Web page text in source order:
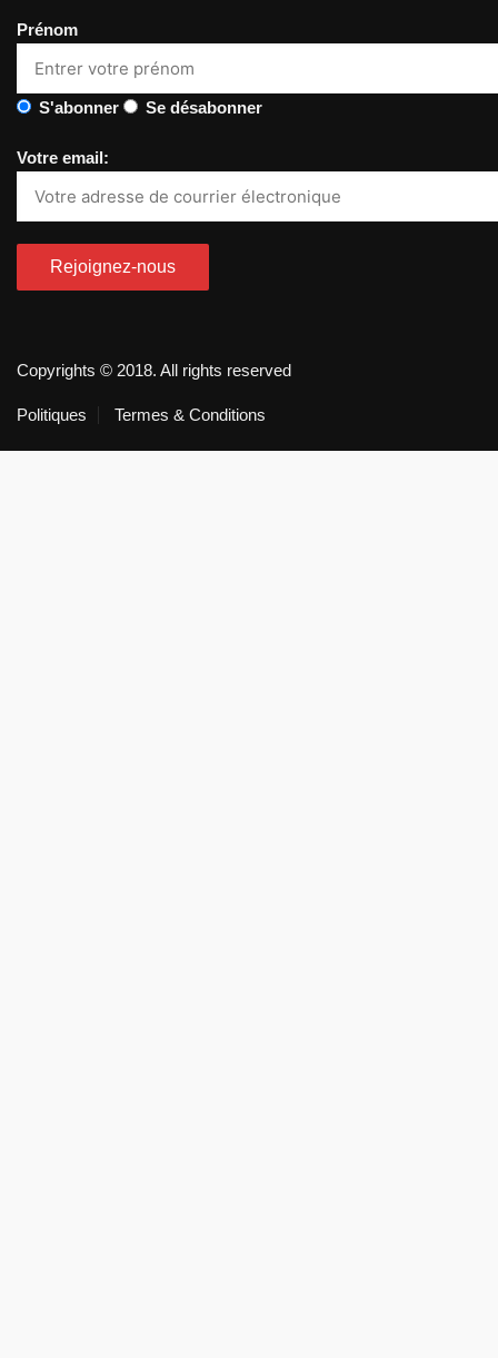
Prénom
S'abonner Se désabonner
Votre email:
Copyrights © 2018. All rights reserved
Politiques Termes & Conditions